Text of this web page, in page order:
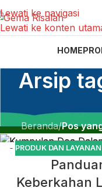
Lewati ke navigasi
Lewati ke konten
HOME
Arsip
Beranda/Pos
02PRODUK DAN
Keberkahan